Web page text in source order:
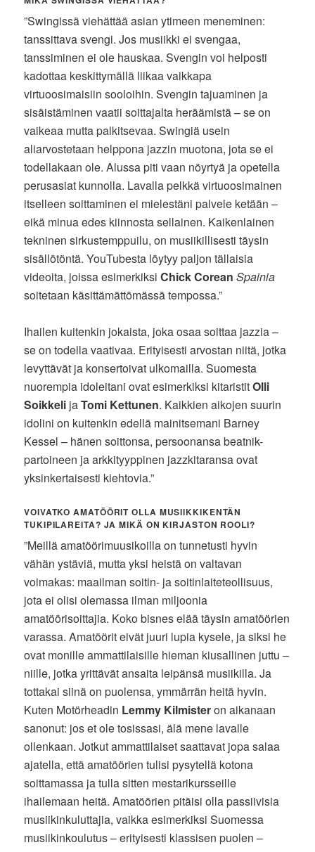
”Swingissä viehättää asian ytimeen meneminen:
tanssittava svengi. Jos musiikki ei svengaa,
tanssiminen ei ole hauskaa. Svengin voi helposti
kadottaa keskittymällä liikaa vaikkapa
virtuoosimaisiin sooloihin. Svengin tajuaminen ja
sisäistäminen vaatii soittajalta heräämistä – se on
vaikeaa mutta palkitsevaa. Swingiä usein
aliarvostetaan helppona jazzin muotona, jota se ei
todellakaan ole. Alussa piti vaan nöyrtyä ja opetella
perusasiat kunnolla. Lavalla pelkkä virtuoosimainen
itselleen soittaminen ei mielestäni palvele ketään –
eikä minua edes kiinnosta sellainen. Kaikenlainen
tekninen sirkustemppuilu, on musiikillisesti täysin
sisällötöntä. YouTubesta löytyy paljon tällaisia
videoita, joissa esimerkiksiChick Corean Spainia
soitetaan käsittämättömässä tempossa.”
Ihailen kuitenkin jokaista, joka osaa soittaa jazzia –
se on todella vaativaa. Erityisesti arvostan niitä, jotka
levyttävät ja konsertoivat ulkomailla. Suomesta
nuorempia idoleitani ovat esimerkiksi kitaristitOlli
Soikkeli jaTomi Kettunen. Kaikkien aikojen suurin
idolini on kuitenkin edellä mainitsemani Barney
Kessel – hänen soittonsa, persoonansa beatnik-
partoineen ja arkkityyppinen jazzkitaransa ovat
yksinkertaisesti kiehtovia.”
VOIVATKO AMATÖÖRIT OLLA MUSIIKKIKENTÄN
TUKIPILAREITA? JA MIKÄ ON KIRJASTON ROOLI?
”Meillä amatöörimuusikoilla on tunnetusti hyvin
vähän ystäviä, mutta yksi heistä on valtavan
voimakas: maailman soitin- ja soitinlaiteteollisuus,
jota ei olisi olemassa ilman miljoonia
amatöörisoittajia. Koko bisnes elää täysin amatöörien
varassa. Amatöörit eivät juuri lupia kysele, ja siksi he
ovat monille ammattilaisille hieman kiusallinen juttu –
niille, jotka yrittävät ansaita leipänsä musiikilla. Ja
tottakai siinä on puolensa, ymmärrän heitä hyvin.
Kuten Motörheadin Lemmy Kilmisteron aikanaan
sanonut: jos et ole tosissasi, älä mene lavalle
ollenkaan. Jotkut ammattilaiset saattavat jopa salaa
ajatella, että amatöörien tulisi pysytellä kotona
soittamassa ja tulla sitten mestarikursseille
ihailemaan heitä. Amatöörien pitäisi olla passiivisia
musiikinkuluttajia, vaikka esimerkiksi Suomessa
musiikinkoulutus – erityisesti klassisen puolen –